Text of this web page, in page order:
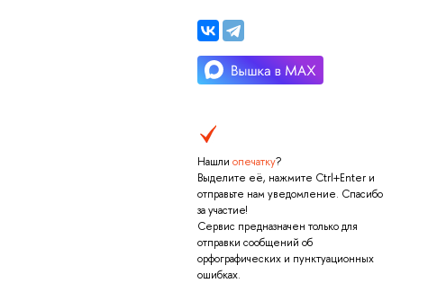
Нашли опечатку?
Выделите её, нажмите Ctrl+Enter и
отправьте нам уведомление. Спасибо
за участие!
Сервис предназначен только для
отправки сообщений об
орфографических и пунктуационных
ошибках.